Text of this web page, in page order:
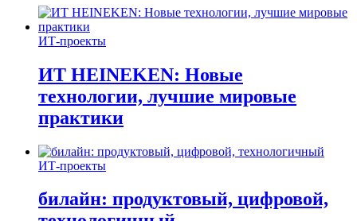
ИТ-проекты
ИТ HEINEKEN: Новые
технологии, лучшие мировые
практики
ИТ-проекты
билайн: продуктовый, цифровой,